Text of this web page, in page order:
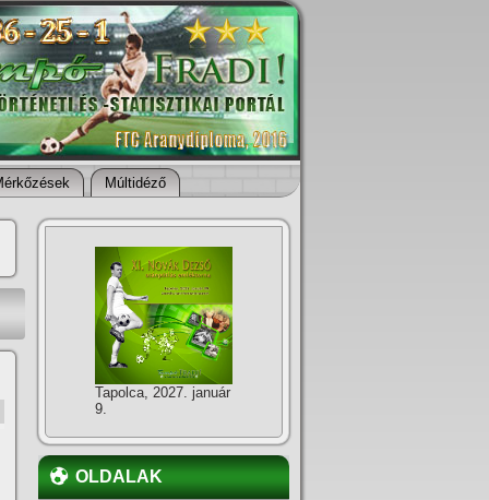
Múltidéző
Tapolca, 2027. január
9.
OLDALAK